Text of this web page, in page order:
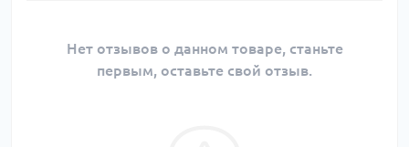
Нет отзывов о данном товаре, станьте
первым, оставьте свой отзыв.